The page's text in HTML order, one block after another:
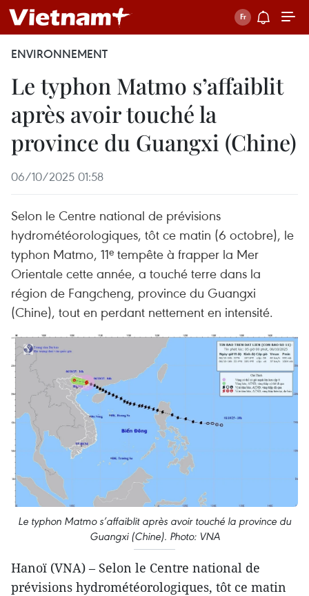
ENVIRONNEMENT
Le typhon Matmo s’affaiblit
après avoir touché la
province du Guangxi (Chine)
06/10/2025 01:58
Selon le Centre national de prévisions
hydrométéorologiques, tôt ce matin (6 octobre), le
typhon Matmo, 11ᵉ tempête à frapper la Mer
Orientale cette année, a touché terre dans la
région de Fangcheng, province du Guangxi
(Chine), tout en perdant nettement en intensité.
Le typhon Matmo s’affaiblit après avoir touché la province du
Guangxi (Chine). Photo: VNA
Hanoï (VNA) – Selon le Centre national de
prévisions hydrométéorologiques, tôt ce matin